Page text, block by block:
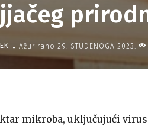
- Ažurirano 29. STUDENOGA 2023.
mikroba, uključujući